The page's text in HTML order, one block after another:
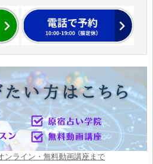
ンライン・無料動画講座まで